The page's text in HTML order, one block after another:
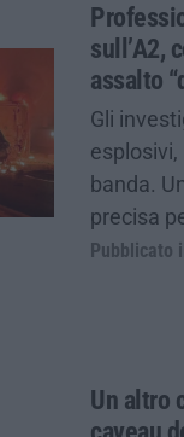
sull’A2,
assalto
Gli
banda.
precisa
Pubblicato
Un altro